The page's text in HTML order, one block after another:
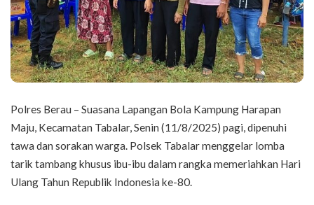
Polres Berau – Suasana Lapangan Bola Kampung Harapan
Maju, Kecamatan Tabalar, Senin (11/8/2025) pagi, dipenuhi
tawa dan sorakan warga. Polsek Tabalar menggelar lomba
tarik tambang khusus ibu-ibu dalam rangka memeriahkan Hari
Ulang Tahun Republik Indonesia ke-80.